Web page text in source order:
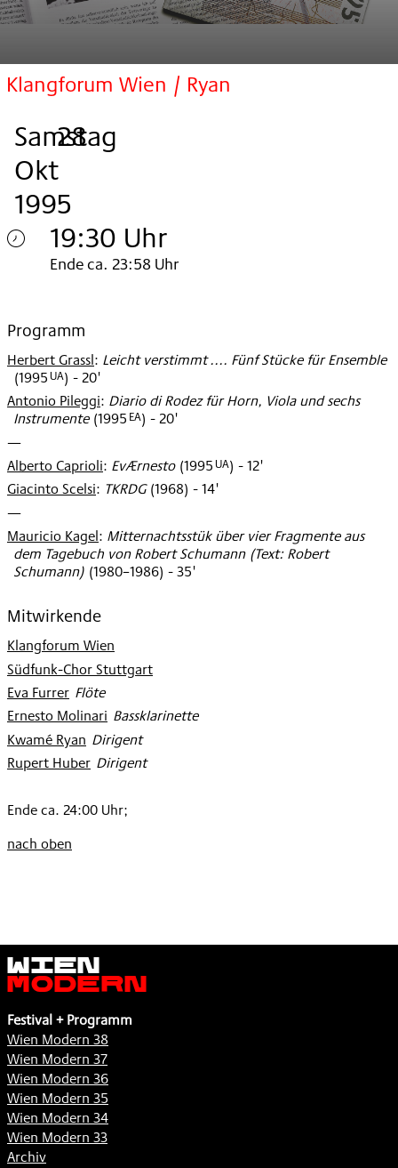
Klangforum Wien / Ryan
Samstag
, 28
.
Okt
1995
.
19:30 Uhr
Samstag
Okt
1995
Ende ca. 23:58 Uhr
Programm
Herbert Grassl: Leicht verstimmt .... Fünf Stücke für Ensemble
(1995 UA) - 20'
Antonio Pileggi: Diario di Rodez für Horn, Viola und sechs
Instrumente (1995 EA) - 20'
—
Alberto Caprioli: EvÆrnesto (1995 UA) - 12'
Giacinto Scelsi: TKRDG (1968) - 14'
—
Mauricio Kagel: Mitternachtsstük über vier Fragmente aus
dem Tagebuch von Robert Schumann (Text: Robert
Schumann) (1980–1986) - 35'
Mitwirkende
Klangforum Wien
Südfunk-Chor Stuttgart
Eva Furrer
: Flöte
Ernesto Molinari: Bassklarinette
Kwamé Ryan: Dirigent
Rupert Huber
: Dirigent
Ende ca. 24:00 Uhr;
nach oben
Wien
Modern
Festival + Programm
Wien Modern 38
Wien Modern 37
Wien Modern 36
Wien Modern 35
Wien Modern 34
Wien Modern 33
Archiv